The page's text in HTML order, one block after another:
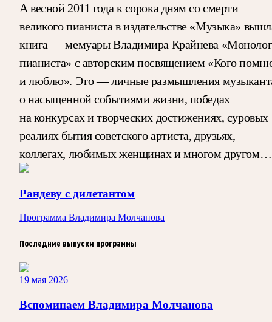
А весной 2011 года к сорока дням со смерти
великого пианиста в издательстве «Музыка»
книга — мемуары Владимира Крайнева «Монолог
пианиста» с авторским посвящением «Кого
и люблю». Это — личные размышления
о насыщенной событиями жизни, победах
на конкурсах и творческих достижениях, суровых
реалиях бытия советского артиста, друзьях,
коллегах, любимых женщинах и многом другом…
Рандеву с дилетантом
Программа Владимира Молчанова
Последние выпуски программы
19 мая 2026
Вспоминаем Владимира Молчанова